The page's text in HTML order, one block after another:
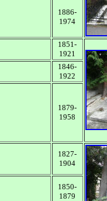
1886-
1974
1851-
1921
1846-
1922
1879-
1958
1827-
1904
1850-
1879